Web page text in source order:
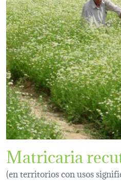
Matricaria
(en territorios con usos